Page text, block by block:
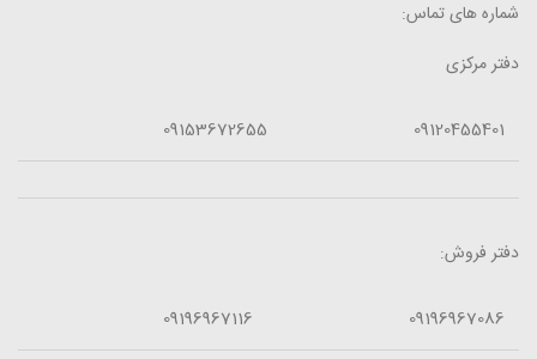
شماره های تماس:
دفتر مرکزی
09120455401
09153672655
دفتر فروش:
09196967086
09196967116